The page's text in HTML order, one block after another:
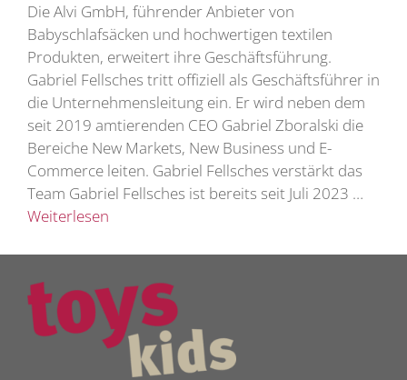
Die Alvi GmbH, führender Anbieter von
Babyschlafsäcken und hochwertigen textilen
Produkten, erweitert ihre Geschäftsführung.
Gabriel Fellsches tritt offiziell als Geschäftsführer in
die Unternehmensleitung ein. Er wird neben dem
seit 2019 amtierenden CEO Gabriel Zboralski die
Bereiche New Markets, New Business und E-
Commerce leiten. Gabriel Fellsches verstärkt das
Team Gabriel Fellsches ist bereits seit Juli 2023 …
Weiterlesen